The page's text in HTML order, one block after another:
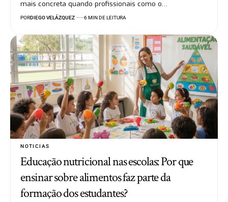
mais concreta quando profissionais como o…
PORDIEGO VELÁZQUEZ 6 MIN DE LEITURA
NOTICIAS
Educação nutricional nas escolas: Por que
ensinar sobre alimentos faz parte da
formação dos estudantes?